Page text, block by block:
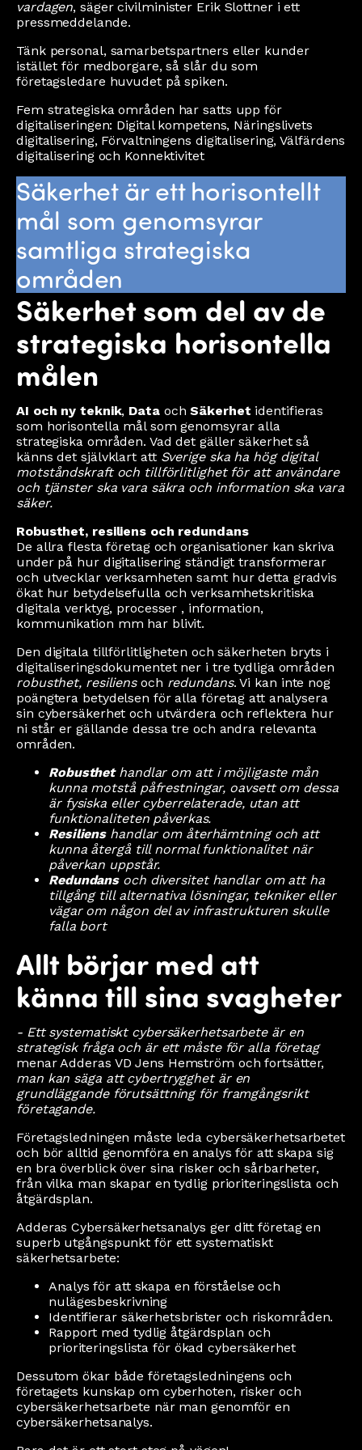
vardagen, säger civilminister Erik Slottner i ett
pressmeddelande.
Tänk personal, samarbetspartners eller kunder
istället för medborgare, så slår du som
företagsledare huvudet på spiken.
Fem strategiska områden har satts upp för
digitaliseringen: Digital kompetens, Näringslivets
digitalisering, Förvaltningens digitalisering, Välfärdens
digitalisering och Konnektivitet
Säkerhet är ett horisontellt
mål som genomsyrar
samtliga strategiska
områden
Säkerhet som del av de
strategiska horisontella
målen
AI och ny teknik, DataochSäkerhet identifieras
som horisontella mål som genomsyrar alla
strategiska områden. Vad det gäller säkerhet så
känns det självklart att Sverige ska ha hög digital
motståndskraft och tillförlitlighet för att användare
och tjänster ska vara säkra och information ska vara
säker.
Robusthet, resiliens och redundans
De allra flesta företag och organisationer kan skriva
under på hur digitalisering ständigt transformerar
och utvecklar verksamheten samt hur detta gradvis
ökat hur betydelsefulla och verksamhetskritiska
digitala verktyg, processer , information,
kommunikation mm har blivit.
Den digitala tillförlitligheten och säkerheten bryts i
digitaliseringsdokumentet ner i tre tydliga områden
robusthet, resiliensoch redundans. Vi kan inte nog
poängtera betydelsen för alla företag att analysera
sin cybersäkerhet och utvärdera och reflektera hur
ni står er gällande dessa tre och andra relevanta
områden.
Robusthethandlar om att i möjligaste mån
kunna motstå påfrestningar, oavsett om dessa
är fysiska eller cyberrelaterade, utan att
funktionaliteten påverkas.
Resilienshandlar om återhämtning och att
kunna återgå till normal funktionalitet när
påverkan uppstår.
Redundansoch diversitet handlar om att ha
tillgång till alternativa lösningar, tekniker eller
vägar om någon del av infrastrukturen skulle
falla bort
Allt börjar med att
känna till sina svagheter
- Ett systematiskt cybersäkerhetsarbete är en
strategisk fråga och är ett måste för alla företag
menar Adderas VD Jens Hemström och fortsätter,
man kan säga att cybertrygghet är en
grundläggande förutsättning för framgångsrikt
företagande.
Företagsledningen måste leda cybersäkerhetsarbetet
och bör alltid genomföra en analys för att skapa sig
en bra överblick över sina risker och sårbarheter,
från vilka man skapar en tydlig prioriteringslista och
åtgärdsplan.
Adderas Cybersäkerhetsanalys ger ditt företag en
superb utgångspunkt för ett systematiskt
säkerhetsarbete:
Analys för att skapa en förståelse och
nulägesbeskrivning
Identifierar säkerhetsbrister och riskområden.
Rapport med tydlig åtgärdsplan och
prioriteringslista för ökad cybersäkerhet
Dessutom ökar både företagsledningens och
företagets kunskap om cyberhoten, risker och
cybersäkerhetsarbete när man genomför en
cybersäkerhetsanalys.